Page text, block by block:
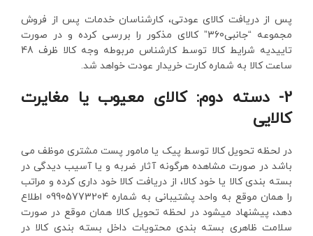
پس از دریافت کالای عودتی، کارشناسان خدمات پس از فروش
مجموعه “جانبی360” کالای مذکور را بررسی کرده و در صورت
تاییدیه شرایط کالا توسط کارشناس مربوطه وجه کالا ظرف 48
ساعت کالا به شماره کارت خریدار عودت خواهد شد.
2- دسته دوم: کالای معیوب یا مغایرت
کالایی
در لحظه تحویل کالا توسط پیک یا مامور پست مشتری موظف می
باشد در صورت مشاهده هرگونه آثار ضربه و یا آسیب دیدگی در
بسته بندی کالا یا خود کالا، از دریافت کالا خود داری کرده و مراتب
را همان موقع به واحد پشتیبانی به شماره 09905773204 اطلاع
دهد، پیشنهاد میشود در لحظه تحویل کالا همان موقع در صورت
سلامت ظاهری بسته بندی محتویات داخل بسته بندی کالا در